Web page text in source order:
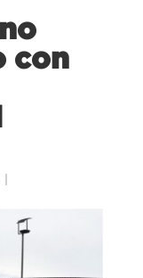
con